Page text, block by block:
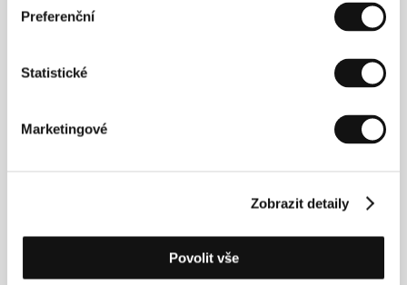
Preferenční
Statistické
Marketingové
Zobrazit detaily
Povolit vše
Cinco años, cuatro meses